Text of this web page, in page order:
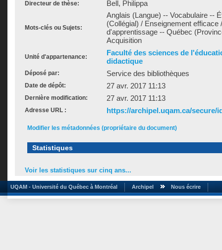
Directeur de thèse: Bell, Philippa
Mots-clés ou Sujets:
Anglais (Langue) -- Vocabulaire --
(Collégial) / Enseignement efficace
d'apprentissage -- Québec
Acquisition
Unité d'appartenance:
Faculté des sciences de
didactique
Déposé par: Service des bibliothèques
Date de dépôt: 27 avr. 2017 11:13
Dernière modification: 27 avr. 2017 11:13
Adresse URL : https://archipel.uqam.ca/secure/
Modifier les métadonnées (propriétaire du document)
Statistiques
Voir les statistiques sur cinq ans...
UQAM - Université du Québec à Montréal Archipel Nous écrire